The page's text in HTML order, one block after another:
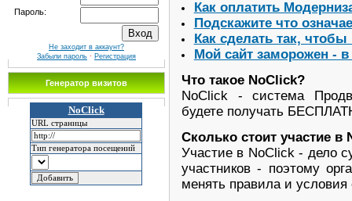
Пароль:
Не заходит в аккаунт?
Забыли пароль · Регистрация
Генератор визитов
Как оплатить
Подскажите что
Как сделать так,
Мой сайт заморожен -
Что такое NoClick?
NoClick - система
будете получать
Сколько стоит участие в
Участие в NoClick - дело
участников - поэтому
менять правила и